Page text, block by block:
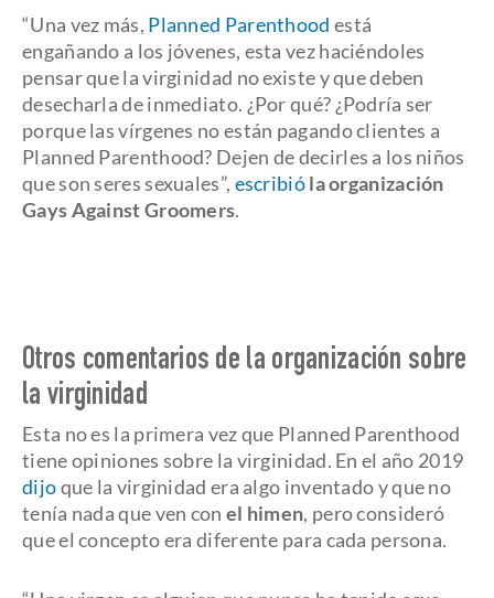
“Una vez más, Planned Parenthood está
engañando a los jóvenes, esta vez haciéndoles
pensar que la virginidad no existe y que deben
desecharla de inmediato. ¿Por qué? ¿Podría ser
porque las vírgenes no están pagando clientes a
Planned Parenthood? Dejen de decirles a los niños
que son seres sexuales”, escribióla organización
Gays Against Groomers.
Otros comentarios de la organización sobre
la virginidad
Esta no es la primera vez que Planned Parenthood
tiene opiniones sobre la virginidad. En el año 2019
dijoque la virginidad era algo inventado y que no
tenía nada que ven con el himen, pero consideró
que el concepto era diferente para cada persona.